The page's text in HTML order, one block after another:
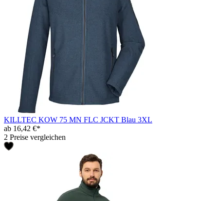
KILLTEC KOW 75 MN FLC JCKT Blau 3XL
ab 16,42 €*
2 Preise vergleichen